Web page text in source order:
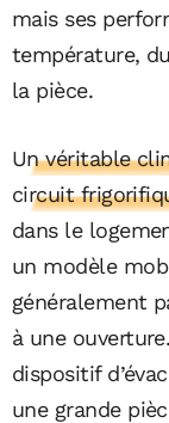
mais ses
température,
la pièce.
Un véritable
circuit
dans le
un modèle
généralement
à une
dispositif
une grande